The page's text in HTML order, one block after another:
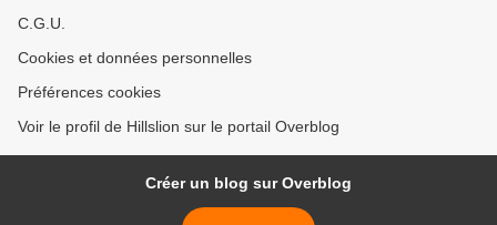
C.G.U.
Cookies et données personnelles
Préférences cookies
Voir le profil de Hillslion sur le portail Overblog
Créer un blog sur Overblog